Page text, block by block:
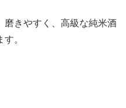
磨きやすく、高級な純米酒
。